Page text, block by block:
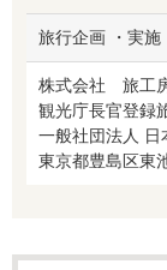
旅行企画 ・実施
株式会社 旅工
観光庁長官登録
一般社団法人 日
東京都豊島区東